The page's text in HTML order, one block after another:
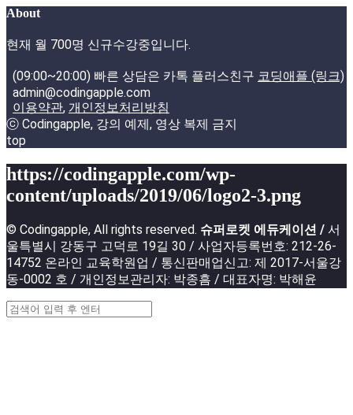
About
현재 월 700명 신규수강중입니다.
(09:00~20:00) 빠른 상담은 카톡 플러스친구 코딩애플 (링크)
admin@codingapple.com
이용약관, 개인정보처리방침
ⓒ Codingapple, 강의 예제, 영상 복제 금지
top
https://codingapple.com/wp-
content/uploads/2019/06/logo2-3.png
© Codingapple, All rights reserved. 슈퍼로켓 에듀케이션 / 서
울특별시 강동구 고덕로 19길 30 / 사업자등록번호: 212-26-
14752 온라인 교육학원업 / 통신판매업신고: 제 2017-서울강
동-0002 호 / 개인정보관리자: 박종흠 / 대표자명: 박해윤